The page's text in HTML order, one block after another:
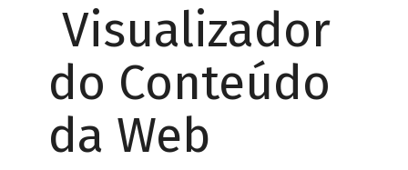
Visualizador
do Conteúdo
da Web